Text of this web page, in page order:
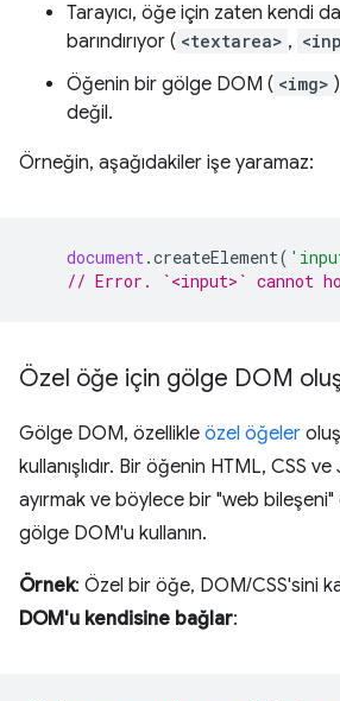
Tarayıcı, öğe için zaten kendi
barındırıyor ( <textarea> ,
Öğenin bir gölge DOM ( <img>
değil.
Örneğin, aşağıdakiler işe yaramaz:
document.createElement(
// Error. `<input>` cannot
Özel öğe için gölge DOM
Gölge DOM, özellikle özel öğeler
kullanışlıdır. Bir öğenin HTML, CSS
ayırmak ve böylece bir "web
gölge DOM'u kullanın.
Örnek: Özel bir öğe, DOM/CSS'sini
DOM'u kendisine bağlar: